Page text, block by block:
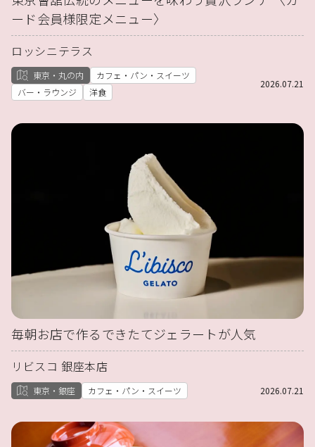
ード会員様限定メニュー〉
ロッシニテラス
東京・丸の内
カフェ・パン・スイーツ
バー・ラウンジ
洋食
2026.07.21
毎朝お店で作るできたてジェラートが人気
リビスコ 銀座本店
東京・銀座 カフェ・パン・スイーツ 2026.07.21